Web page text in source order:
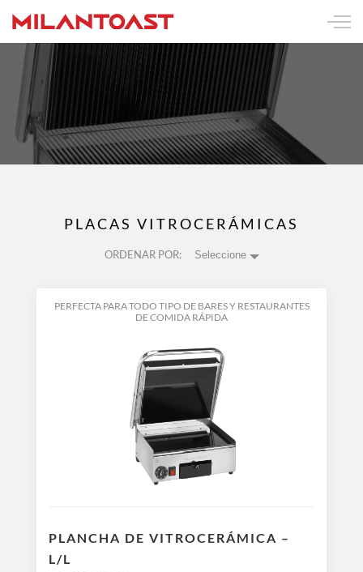
PLACAS VITROCERÁMICAS
ORDENAR POR: Seleccione
PERFECTA PARA TODO TIPO DE BARES Y RESTAURANTES
DE COMIDA RÁPIDA
PLANCHA DE VITROCERÁMICA –
L/L